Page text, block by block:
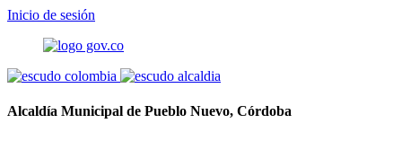
Inicio de sesión
Alcaldía Municipal de Pueblo Nuevo, Córdoba